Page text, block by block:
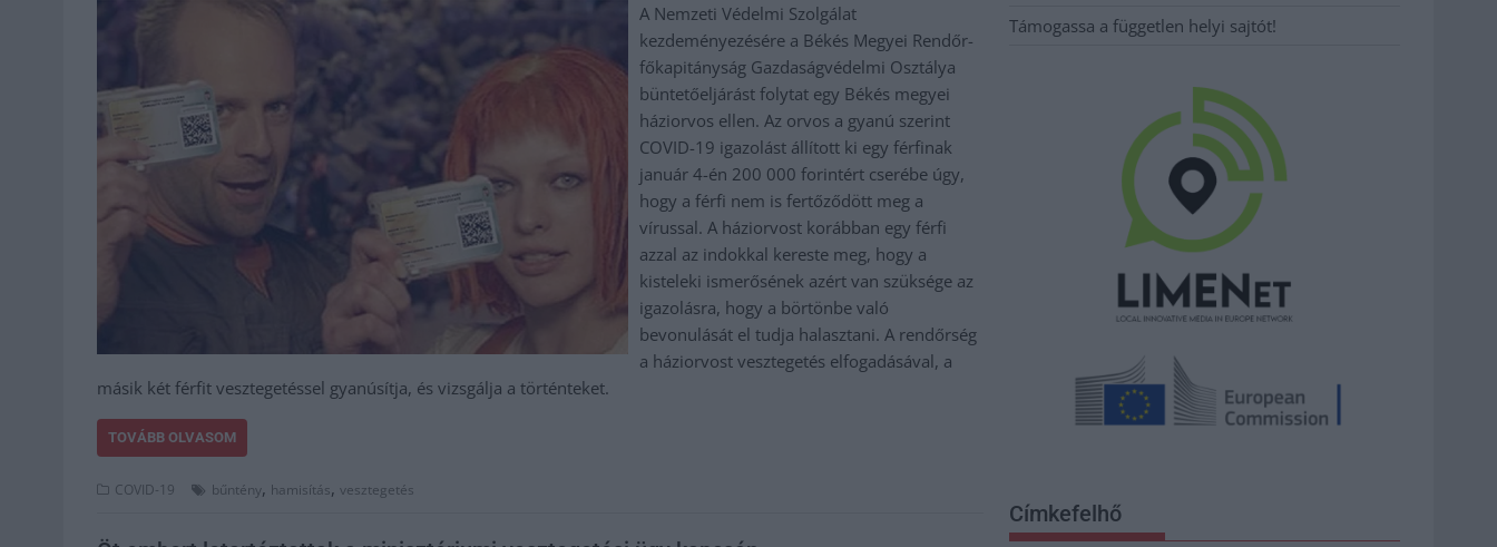
A Nemzeti Védelmi Szolgálat
kezdeményezésére a Békés Megyei Rendőr-
főkapitányság Gazdaságvédelmi Osztálya
büntetőeljárást folytat egy Békés megyei
háziorvos ellen. Az orvos a gyanú szerint
COVID-19 igazolást állított ki egy férfinak
január 4-én 200 000 forintért cserébe úgy,
hogy a férfi nem is fertőződött meg a
vírussal. A háziorvost korábban egy férfi
azzal az indokkal kereste meg, hogy a
kisteleki ismerősének azért van szüksége az
igazolásra, hogy a börtönbe való
bevonulását el tudja halasztani. A rendőrség
a háziorvost vesztegetés elfogadásával, a
másik két férfit vesztegetéssel gyanúsítja, és vizsgálja a történteket.
TOVÁBB OLVASOM
COVID-19 bűntény, hamisítás, vesztegetés
Támogassa a független helyi sajtót!
Címkefelhő